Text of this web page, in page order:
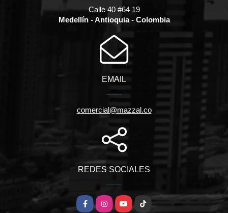
Calle 40 #64 19
Medellín - Antioquia - Colombia
EMAIL
comercial@mazzal.co
REDES SOCIALES
FacebookInstagramYouTube
TikTok